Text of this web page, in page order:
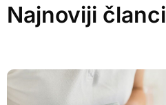
Najnoviji članci